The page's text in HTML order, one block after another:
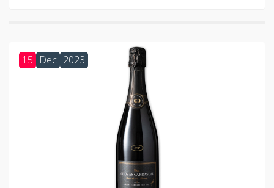
15 Dec 2023